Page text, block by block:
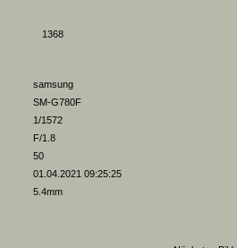
1368
samsung
SM-G780F
1/1572
F/1.8
50
01.04.2021 09:25:25
5.4mm